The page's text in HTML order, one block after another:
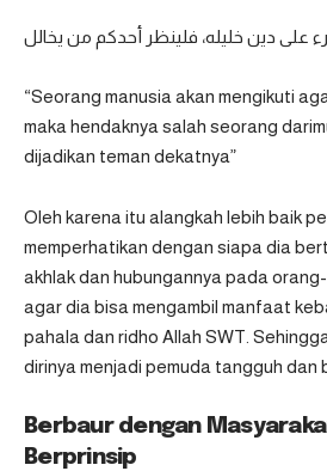
على دين خليله، فلينظر أحدكم من يخالل
“Seorang manusia akan mengikuti
maka hendaknya salah seorang
dijadikan teman dekatnya”
Oleh karena itu alangkah lebih baik
memperhatikan dengan siapa dia
akhlak dan hubungannya pada
agar dia bisa mengambil manfaat
pahala dan ridho Allah SWT.
dirinya menjadi pemuda tangguh dan
Berbaur dengan
Berprinsip